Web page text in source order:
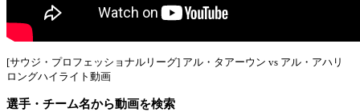
[サウジ・プロフェッショナルリーグ] アル・タアーウン vs アル・アハリ
ロングハイライト動画
選手・チーム名から動画を検索